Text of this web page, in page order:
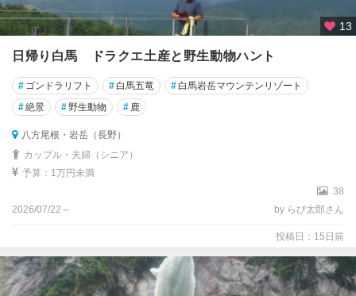
歌
山
鳥
取
島
根
山
広
山
口
13
日帰り白馬 ドラクエ土産と野生動物ハント
# ゴンドラリフト # 白馬五竜 # 白馬岩岳マウンテンリゾート
#絶景 #野生動物 # 鹿
八方尾根・岩岳（長野）
カップル・夫婦（シニア）
予算：1万円未満
38
2026/07/22～
by らび太郎さん
投稿日：15日前